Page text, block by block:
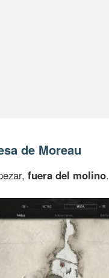
de Moreau
fuera del molino.